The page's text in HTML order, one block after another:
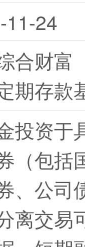
11-24
合财富
期存款
投资于
（包括
、公司
分离交